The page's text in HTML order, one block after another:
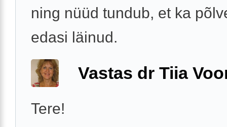
ning nüüd tundub, et ka
edasi läinud.
Vastas dr Tiia
Tere!